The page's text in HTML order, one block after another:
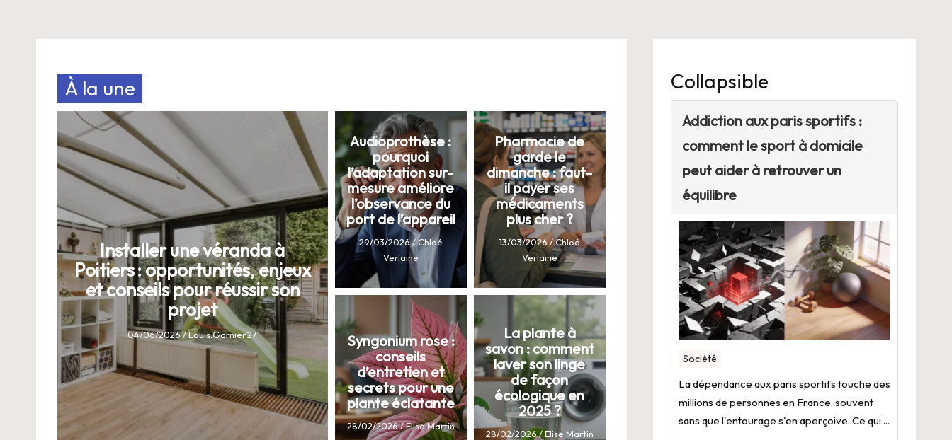
À la une
Installer une véranda à
Poitiers : opportunités, enjeux
et conseils pour réussir son
projet
04/06/2026/Louis.Garnier.27
Audioprothèse :
pourquoi
l’adaptation sur-
mesure améliore
l’observance du
port de l’appareil
29/03/2026/Chloé
Verlaine
Pharmacie de
garde le
dimanche : faut-
il payer ses
médicaments
plus cher ?
13/03/2026/Chloé
Verlaine
Syngonium rose :
conseils
d’entretien et
secrets pour une
plante éclatante
28/02/2026/Elise.Martin
La plante à
savon : comment
laver son linge
de façon
écologique en
2025 ?
28/02/2026/Elise.Martin
Collapsible
Addiction aux paris sportifs :
comment le sport à domicile
peut aider à retrouver un
équilibre
Société
La dépendance aux paris sportifs touche des
millions de personnes en France, souvent
sans que l'entourage s'en aperçoive. Ce qui ...